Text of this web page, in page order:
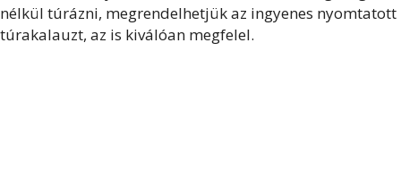
nélkül túrázni, megrendelhetjük az ingyenes nyomtatott
túrakalauzt, az is kiválóan megfelel.